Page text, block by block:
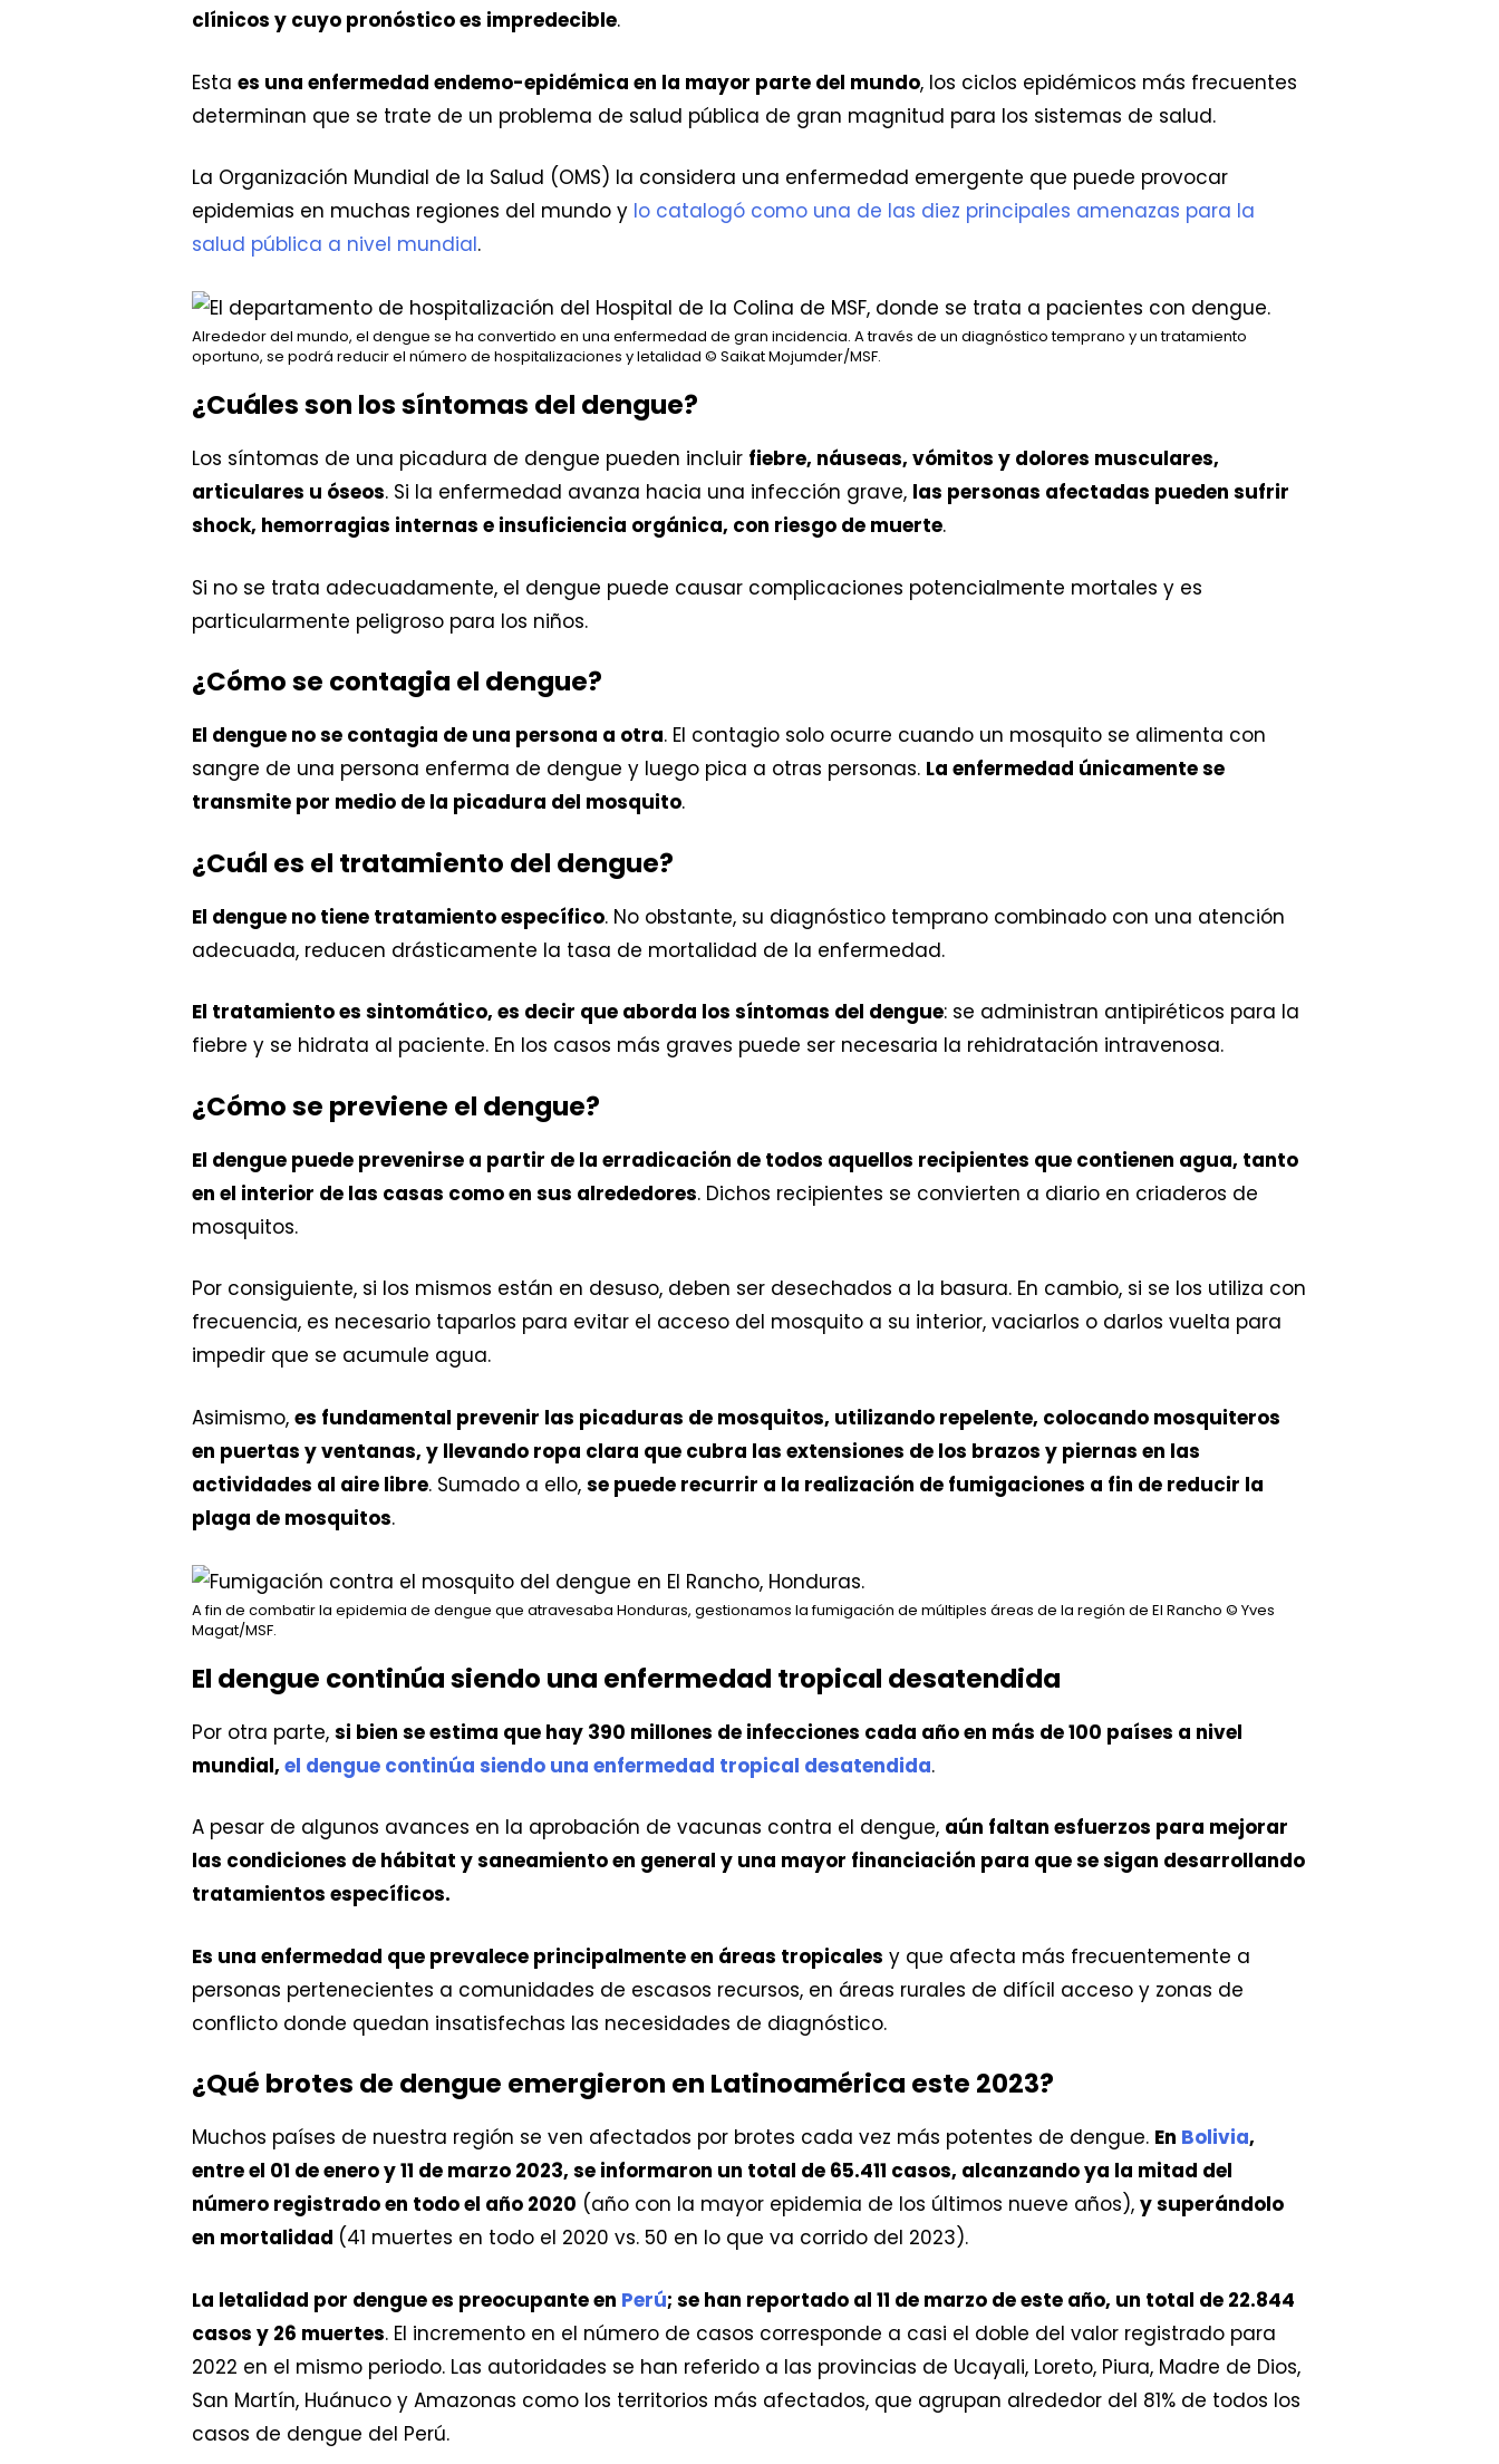
clínicos y cuyo pronóstico es impredecible.
Esta es una enfermedad endemo-epidémica en la mayor parte del mundo, los ciclos epidémicos más frecuentes
determinan que se trate de un problema de salud pública de gran magnitud para los sistemas de salud.
La Organización Mundial de la Salud (OMS) la considera una enfermedad emergente que puede provocar
epidemias en muchas regiones del mundo y lo catalogó como una de las diez principales amenazas para la
salud pública a nivel mundial.
Alrededor del mundo, el dengue se ha convertido en una enfermedad de gran incidencia. A través de un diagnóstico temprano y un tratamiento
oportuno, se podrá reducir el número de hospitalizaciones y letalidad © Saikat Mojumder/MSF.
¿Cuáles son los síntomas del dengue?
Los síntomas de una picadura de dengue pueden incluir fiebre, náuseas, vómitos y dolores musculares,
articulares u óseos. Si la enfermedad avanza hacia una infección grave, las personas afectadas pueden sufrir
shock, hemorragias internas e insuficiencia orgánica, con riesgo de muerte.
Si no se trata adecuadamente, el dengue puede causar complicaciones potencialmente mortales y es
particularmente peligroso para los niños.
¿Cómo se contagia el dengue?
El dengue no se contagia de una persona a otra. El contagio solo ocurre cuando un mosquito se alimenta con
sangre de una persona enferma de dengue y luego pica a otras personas. La enfermedad únicamente se
transmite por medio de la picadura del mosquito.
¿Cuál es el tratamiento del dengue?
El dengue no tiene tratamiento específico. No obstante, su diagnóstico temprano combinado con una atención
adecuada, reducen drásticamente la tasa de mortalidad de la enfermedad.
El tratamiento es sintomático, es decir que aborda los síntomas del dengue: se administran antipiréticos para la
fiebre y se hidrata al paciente. En los casos más graves puede ser necesaria la rehidratación intravenosa.
¿Cómo se previene el dengue?
El dengue puede prevenirse a partir de la erradicación de todos aquellos recipientes que contienen agua, tanto
en el interior de las casas como en sus alrededores. Dichos recipientes se convierten a diario en criaderos de
mosquitos.
Por consiguiente, si los mismos están en desuso, deben ser desechados a la basura. En cambio, si se los utiliza con
frecuencia, es necesario taparlos para evitar el acceso del mosquito a su interior, vaciarlos o darlos vuelta para
impedir que se acumule agua.
Asimismo, es fundamental prevenir las picaduras de mosquitos, utilizando repelente, colocando mosquiteros
en puertas y ventanas, y llevando ropa clara que cubra las extensiones de los brazos y piernas en las
actividades al aire libre. Sumado a ello, se puede recurrir a la realización de fumigaciones a fin de reducir la
plaga de mosquitos.
A fin de combatir la epidemia de dengue que atravesaba Honduras, gestionamos la fumigación de múltiples áreas de la región de El Rancho © Yves
Magat/MSF.
El dengue continúa siendo una enfermedad tropical desatendida
Por otra parte, si bien se estima que hay 390 millones de infecciones cada año en más de 100 países a nivel
mundial, el dengue continúa siendo una enfermedad tropical desatendida.
A pesar de algunos avances en la aprobación de vacunas contra el dengue, aún faltan esfuerzos para mejorar
las condiciones de hábitat y saneamiento en general y una mayor financiación para que se sigan desarrollando
tratamientos específicos.
Es una enfermedad que prevalece principalmente en áreas tropicales y que afecta más frecuentemente a
personas pertenecientes a comunidades de escasos recursos, en áreas rurales de difícil acceso y zonas de
conflicto donde quedan insatisfechas las necesidades de diagnóstico.
¿Qué brotes de dengue emergieron en Latinoamérica este 2023?
Muchos países de nuestra región se ven afectados por brotes cada vez más potentes de dengue. En Bolivia,
entre el 01 de enero y 11 de marzo 2023, se informaron un total de 65.411 casos, alcanzando ya la mitad del
número registrado en todo el año 2020 (año con la mayor epidemia de los últimos nueve años), y superándolo
en mortalidad (41 muertes en todo el 2020 vs. 50 en lo que va corrido del 2023).
La letalidad por dengue es preocupante en Perú; se han reportado al 11 de marzo de este año, un total de 22.844
casos y 26 muertes. El incremento en el número de casos corresponde a casi el doble del valor registrado para
2022 en el mismo periodo. Las autoridades se han referido a las provincias de Ucayali, Loreto, Piura, Madre de Dios,
San Martín, Huánuco y Amazonas como los territorios más afectados, que agrupan alrededor del 81% de todos los
casos de dengue del Perú.